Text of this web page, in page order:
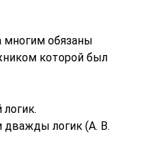
многим обязаны
которой был
логик (А. В.